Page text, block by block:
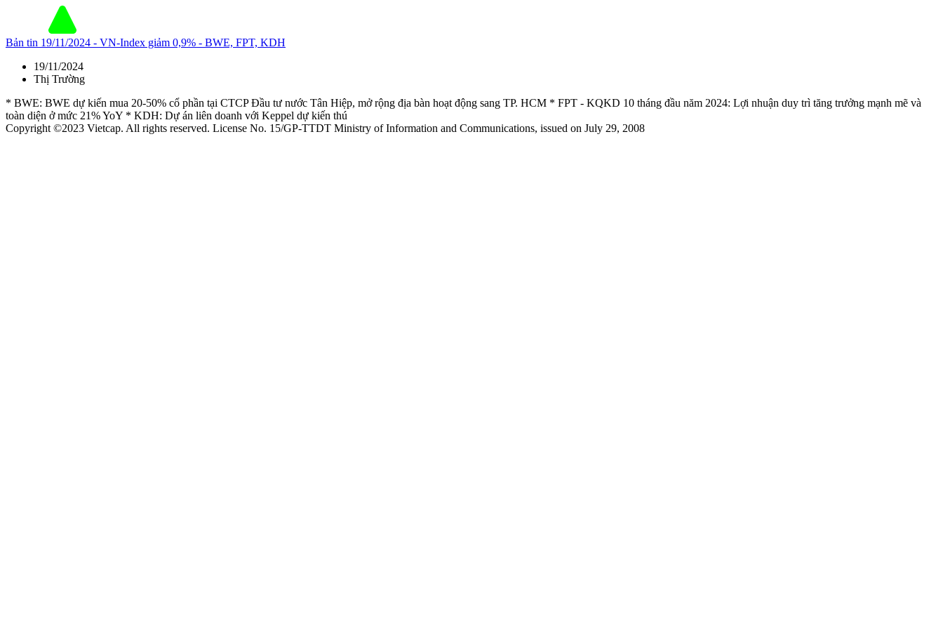
Bản tin 19/11/2024 - VN-Index giảm 0,9% - BWE, FPT, KDH
19/11/2024
Thị Trường
* BWE: BWE dự kiến mua 20-50% cổ phần tại CTCP Đầu tư nước Tân Hiệp, mở rộng địa bàn hoạt động sang TP. HCM * FPT - KQKD 10 tháng đầu năm 2024: Lợi nhuận duy trì tăng trưởng mạnh mẽ và
toàn diện ở mức 21% YoY * KDH: Dự án liên doanh với Keppel dự kiến thú
Copyright ©2023 Vietcap. All rights reserved. License No. 15/GP-TTDT Ministry of Information and Communications, issued on July 29, 2008